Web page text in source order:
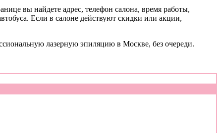
вы найдете адрес, телефон салона, время работы,
Если в салоне действуют скидки или акции,
лазерную эпиляцию в Москве, без очереди.